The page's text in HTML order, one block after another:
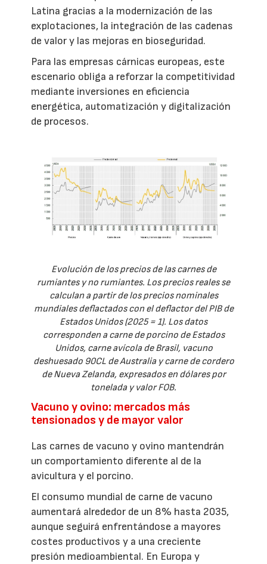
Latina gracias a la modernización de las
explotaciones, la integración de las cadenas
de valor y las mejoras en bioseguridad.
Para las empresas cárnicas europeas, este
escenario obliga a reforzar la competitividad
mediante inversiones en eficiencia
energética, automatización y digitalización
de procesos.
Evolución de los precios de las carnes de
rumiantes y no rumiantes. Los precios reales se
calculan a partir de los precios nominales
mundiales deflactados con el deflactor del PIB de
Estados Unidos (2025 = 1). Los datos
corresponden a carne de porcino de Estados
Unidos, carne avícola de Brasil, vacuno
deshuesado 90CL de Australia y carne de cordero
de Nueva Zelanda, expresados en dólares por
tonelada y valor FOB.
Vacuno y ovino: mercados más
tensionados y de mayor valor
Las carnes de vacuno y ovino mantendrán
un comportamiento diferente al de la
avicultura y el porcino.
El consumo mundial de carne de vacuno
aumentará alrededor de un 8% hasta 2035,
aunque seguirá enfrentándose a mayores
costes productivos y a una creciente
presión medioambiental. En Europa y